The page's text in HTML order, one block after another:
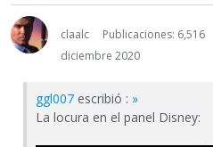
claalc
Publicaciones: 6,516
diciembre 2020
ggl007 escribió : »
La locura en el panel Disney: